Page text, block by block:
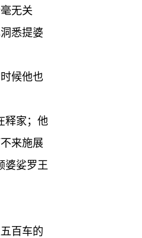
无关
悉提婆
候他也
释家；他
来施展
婆娑罗王
百车的